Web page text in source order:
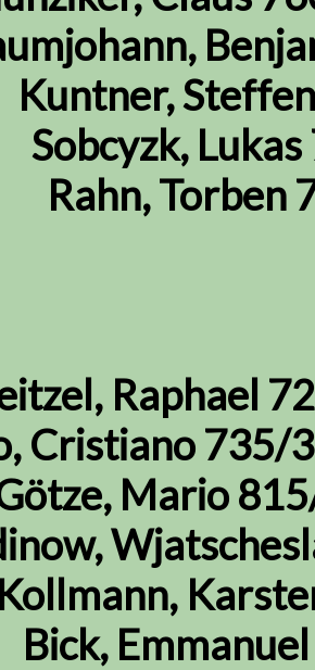
Kuntner,
Sobcyzk,
Rahn, Torben
Raphael
Cristiano 735/
Mario
Kollmann,
Bick,